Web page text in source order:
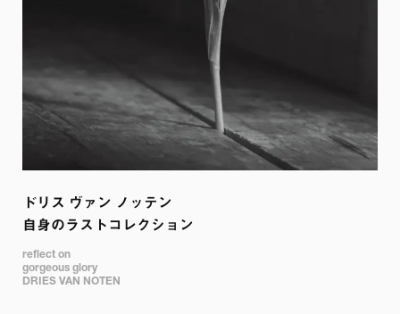
ドリス ヴァン ノッテン
自身のラストコレクション
reflect on
gorgeous glory
DRIES VAN NOTEN